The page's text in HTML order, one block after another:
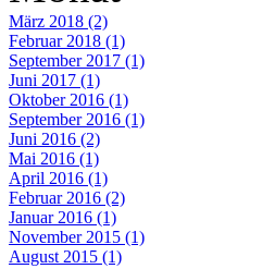
März 2018 (2)
Februar 2018 (1)
September 2017 (1)
Juni 2017 (1)
Oktober 2016 (1)
September 2016 (1)
Juni 2016 (2)
Mai 2016 (1)
April 2016 (1)
Februar 2016 (2)
Januar 2016 (1)
November 2015 (1)
August 2015 (1)